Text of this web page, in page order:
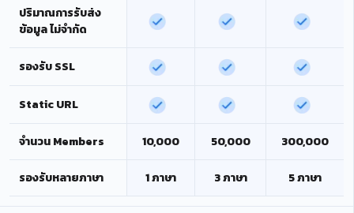
ปริมาณการรับส่ง
ข้อมูล ไม่จำกัด
รองรับ SSL
Static URL
จำนวน Members 10,000 50,000 300,000
รองรับหลายภาษา 1 ภาษา 3 ภาษา 5 ภาษา